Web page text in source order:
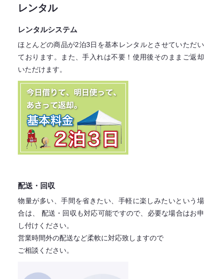
レンタル
レンタルシステム
ほとんどの商品が2泊3日を基本レンタルとさせていただい
ております。
また、手入れは不要！ 使用後そのままご返却
いただけます。
配送・回収
物量が多い、手間を省きたい、手軽に楽しみたいという場
合は、
配送・回収も対応可能ですので、必要な場合はお申
し付けください。
営業時間外の配送など柔軟に対応致しますので
ご相談ください。